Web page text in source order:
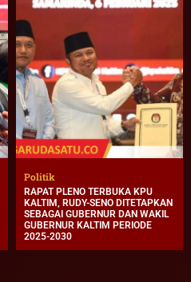
Politik
RAPAT PLENO TERBUKA KPU
KALTIM, RUDY-SENO DITETAPKAN
SEBAGAI GUBERNUR DAN WAKIL
GUBERNUR KALTIM PERIODE
2025-2030